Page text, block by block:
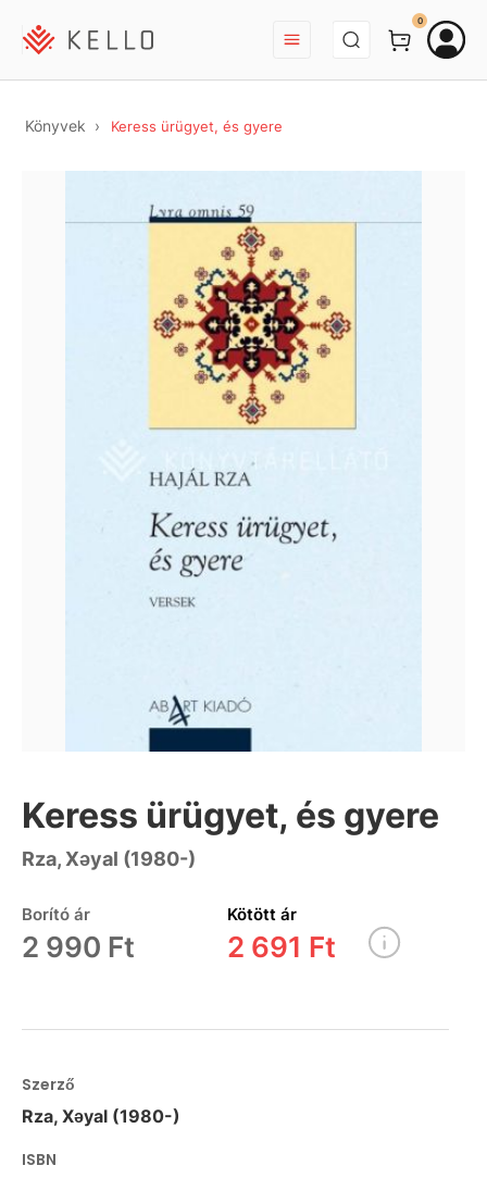
BEJELENTKEZÉS
0
Könyvek Keress ürügyet, és gyere
Keress ürügyet, és gyere
Rza, Xəyal (1980-)
Borító ár
2 990 Ft
Kötött ár
2 691 Ft
Szerző
Rza, Xəyal (1980-)
ISBN